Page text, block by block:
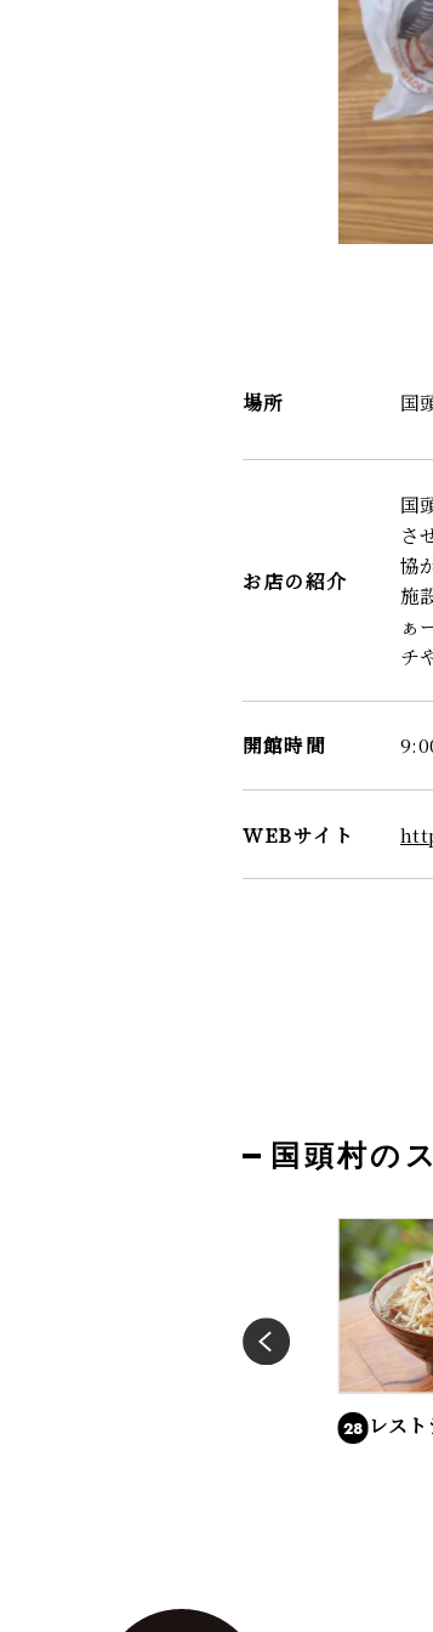
場所 国
お店の紹介
国
さ
協
施
ぁ
チ
開館時間
WEBサイト
国頭村の
28 レス